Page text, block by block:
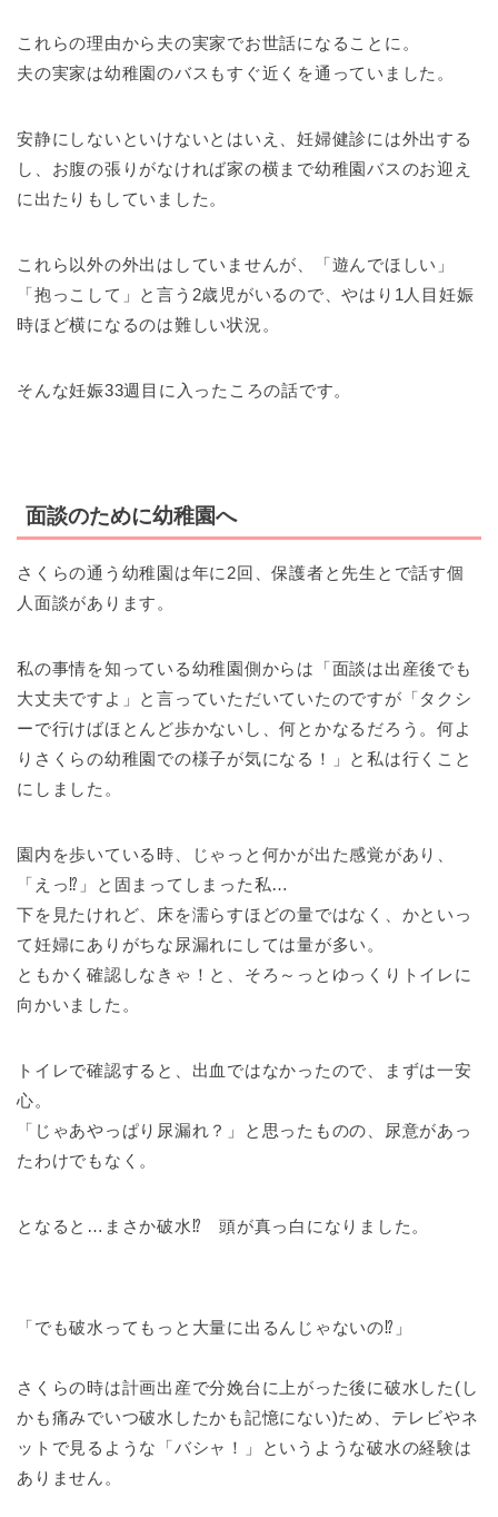
これらの理由から夫の実家でお世話になることに。
夫の実家は幼稚園のバスもすぐ近くを通っていました。
安静にしないといけないとはいえ、妊婦健診には外出する
し、お腹の張りがなければ家の横まで幼稚園バスのお迎え
に出たりもしていました。
これら以外の外出はしていませんが、「遊んでほしい」
「抱っこして」と言う2歳児がいるので、やはり1人目妊娠
時ほど横になるのは難しい状況。
そんな妊娠33週目に入ったころの話です。
面談のために幼稚園へ
さくらの通う幼稚園は年に2回、保護者と先生とで話す個
人面談があります。
私の事情を知っている幼稚園側からは「面談は出産後でも
大丈夫ですよ」と言っていただいていたのですが「タクシ
ーで行けばほとんど歩かないし、何とかなるだろう。何よ
りさくらの幼稚園での様子が気になる！」と私は行くこと
にしました。
園内を歩いている時、じゃっと何かが出た感覚があり、
「えっ⁉」と固まってしまった私…
下を見たけれど、床を濡らすほどの量ではなく、かといっ
て妊婦にありがちな尿漏れにしては量が多い。
ともかく確認しなきゃ！と、そろ～っとゆっくりトイレに
向かいました。
トイレで確認すると、出血ではなかったので、まずは一安
心。
「じゃあやっぱり尿漏れ？」と思ったものの、尿意があっ
たわけでもなく。
となると…まさか破水⁉ 頭が真っ白になりました。
「でも破水ってもっと大量に出るんじゃないの⁉」
さくらの時は計画出産で分娩台に上がった後に破水した(し
かも痛みでいつ破水したかも記憶にない)ため、テレビやネ
ットで見るような「バシャ！」というような破水の経験は
ありません。